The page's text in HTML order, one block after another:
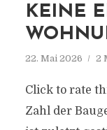
KEINE
22. Mai 2026 2
Click to rate
Zahl der